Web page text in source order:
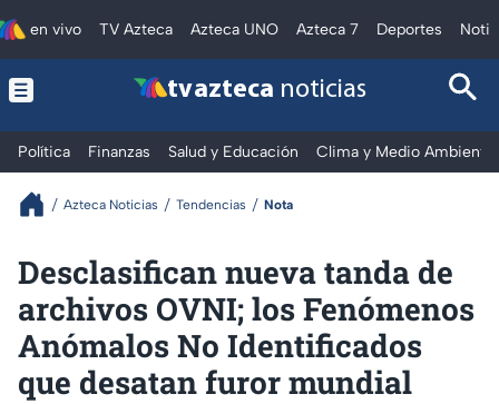
en vivo TV Azteca Azteca UNO Azteca 7 Deportes
tv azteca noticias
Política Finanzas Salud y Educación Clima y Medio Ambiente
Azteca Noticias Tendencias Nota
Desclasifican nueva tanda de
archivos OVNI; los Fenómenos
Anómalos No Identificados
que desatan furor mundial